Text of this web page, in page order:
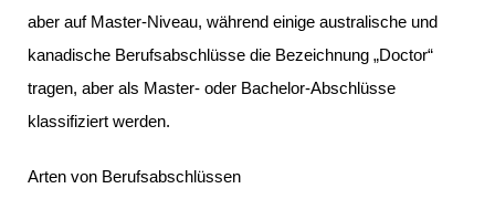
aber auf Master-Niveau, während einige australische und
kanadische Berufsabschlüsse die Bezeichnung „Doctor“
tragen, aber als Master- oder Bachelor-Abschlüsse
klassifiziert werden.
Arten von Berufsabschlüssen